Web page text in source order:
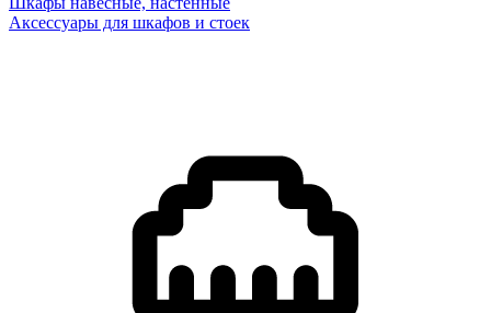
Аксессуары для шкафов и стоек